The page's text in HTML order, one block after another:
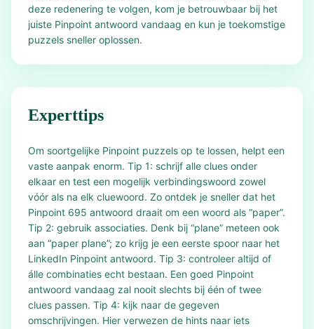
deze redenering te volgen, kom je betrouwbaar bij het
juiste Pinpoint antwoord vandaag en kun je toekomstige
puzzels sneller oplossen.
Experttips
Om soortgelijke Pinpoint puzzels op te lossen, helpt een
vaste aanpak enorm. Tip 1: schrijf alle clues onder
elkaar en test een mogelijk verbindingswoord zowel
vóór als na elk cluewoord. Zo ontdek je sneller dat het
Pinpoint 695 antwoord draait om een woord als “paper”.
Tip 2: gebruik associaties. Denk bij “plane” meteen ook
aan “paper plane”; zo krijg je een eerste spoor naar het
LinkedIn Pinpoint antwoord. Tip 3: controleer altijd of
álle combinaties echt bestaan. Een goed Pinpoint
antwoord vandaag zal nooit slechts bij één of twee
clues passen. Tip 4: kijk naar de gegeven
omschrijvingen. Hier verwezen de hints naar iets